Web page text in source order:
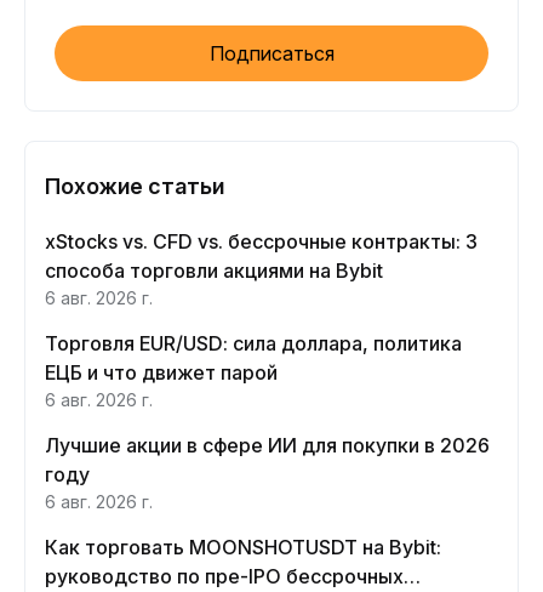
Подписаться
Похожие статьи
xStocks vs. CFD vs. бессрочные контракты: 3
способа торговли акциями на Bybit
6 авг. 2026 г.
Торговля EUR/USD: сила доллара, политика
ЕЦБ и что движет парой
6 авг. 2026 г.
Лучшие акции в сфере ИИ для покупки в 2026
году
6 авг. 2026 г.
Как торговать MOONSHOTUSDT на Bybit:
руководство по пре-IPO бессрочных